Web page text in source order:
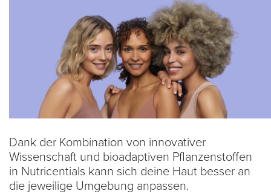
Dank der Kombination von innovativer
Wissenschaft und bioadaptiven Pflanzenstoffen
in Nutricentials kann sich deine Haut besser an
die jeweilige Umgebung anpassen.